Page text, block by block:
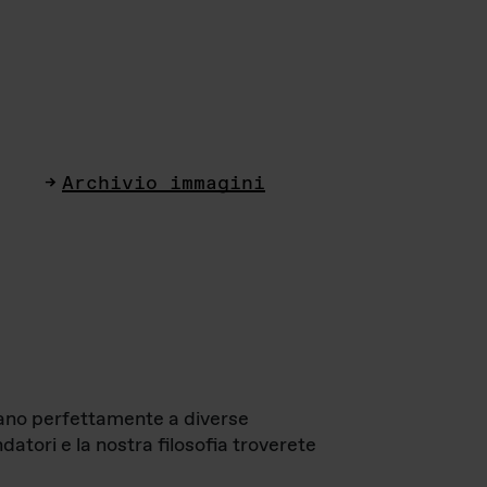
Archivio immagini
perfettamente a diverse
e la nostra filosofia troverete